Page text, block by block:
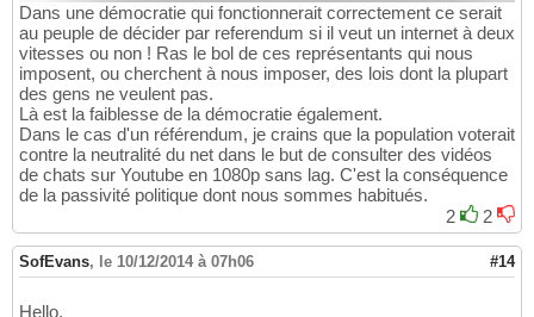
Dans une démocratie qui fonctionnerait correctement ce serait
au peuple de décider par referendum si il veut un internet à deux
vitesses ou non ! Ras le bol de ces représentants qui nous
imposent, ou cherchent à nous imposer, des lois dont la plupart
des gens ne veulent pas.
Là est la faiblesse de la démocratie également.
Dans le cas d'un référendum, je crains que la population voterait
contre la neutralité du net dans le but de consulter des vidéos
de chats sur Youtube en 1080p sans lag. C'est la conséquence
de la passivité politique dont nous sommes habitués.
2
2
SofEvans, le 10/12/2014 à 07h06 #14
Hello,